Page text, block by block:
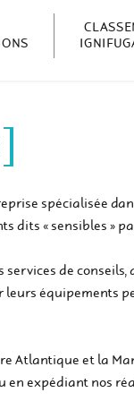
spécialisée
dits « sensibles »
de
équipements
Atlantique et la
en expédiant nos